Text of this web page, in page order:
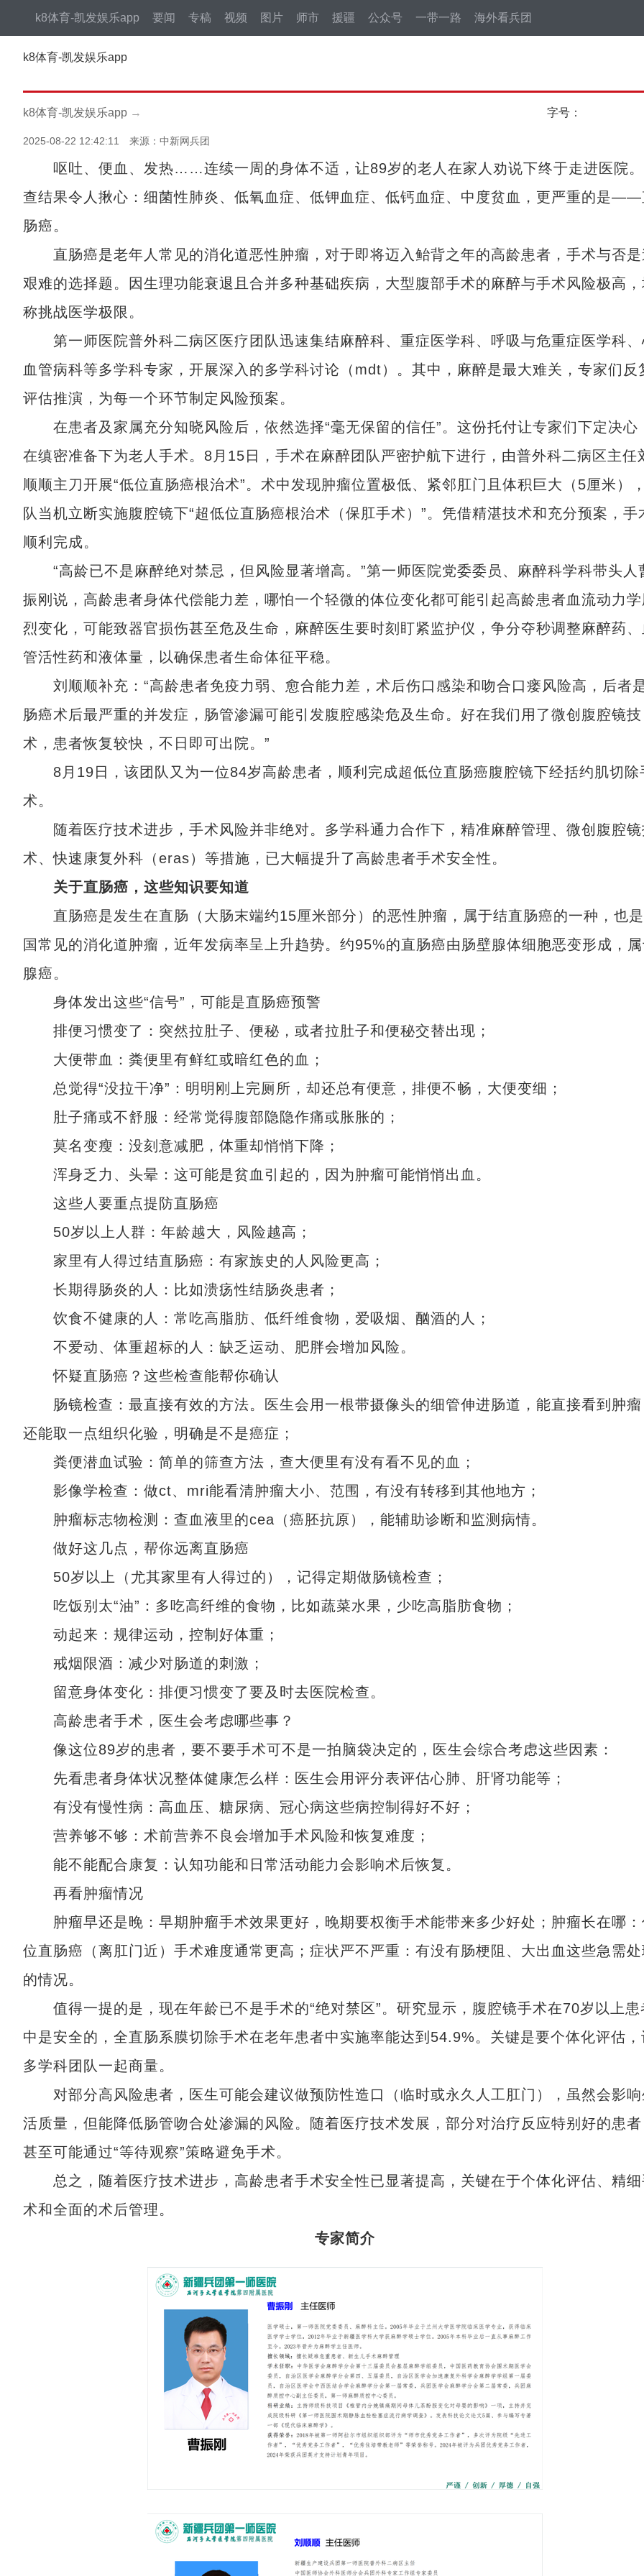
k8体育-凯发娱乐app 要闻 专稿 视频 图片 师市 援疆 公众号 一带一路 海外看兵团
k8体育-凯发娱乐app
k8体育-凯发娱乐app → 字号：
2025-08-22 12:42:11 来源：中新网兵团
呕吐、便血、发热……连续一周的身体不适，让89岁的老人在家人劝说下终于走进医院
查结果令人揪心：细菌性肺炎、低氧血症、低钾血症、低钙血症、中度贫血，更严重的是——
肠癌。
直肠癌是老年人常见的消化道恶性肿瘤，对于即将迈入鲐背之年的高龄患者，手术与否是
艰难的选择题。因生理功能衰退且合并多种基础疾病，大型腹部手术的麻醉与手术风险极高，
称挑战医学极限。
第一师医院普外科二病区医疗团队迅速集结麻醉科、重症医学科、呼吸与危重症医学科、
血管病科等多学科专家，开展深入的多学科讨论（mdt）。其中，麻醉是最大难关，专家们反
评估推演，为每一个环节制定风险预案。
在患者及家属充分知晓风险后，依然选择“毫无保留的信任”。这份托付让专家们下定决心
在缜密准备下为老人手术。8月15日，手术在麻醉团队严密护航下进行，由普外科二病区主任
顺顺主刀开展“低位直肠癌根治术”。术中发现肿瘤位置极低、紧邻肛门且体积巨大（5厘米）
队当机立断实施腹腔镜下“超低位直肠癌根治术（保肛手术）”。凭借精湛技术和充分预案，手
顺利完成。
“高龄已不是麻醉绝对禁忌，但风险显著增高。”第一师医院党委委员、麻醉科学科带头人
振刚说，高龄患者身体代偿能力差，哪怕一个轻微的体位变化都可能引起高龄患者血流动力学
烈变化，可能致器官损伤甚至危及生命，麻醉医生要时刻盯紧监护仪，争分夺秒调整麻醉药、
管活性药和液体量，以确保患者生命体征平稳。
刘顺顺补充：“高龄患者免疫力弱、愈合能力差，术后伤口感染和吻合口瘘风险高，后者
肠癌术后最严重的并发症，肠管渗漏可能引发腹腔感染危及生命。好在我们用了微创腹腔镜技
术，患者恢复较快，不日即可出院。”
8月19日，该团队又为一位84岁高龄患者，顺利完成超低位直肠癌腹腔镜下经括约肌切除
术。
随着医疗技术进步，手术风险并非绝对。多学科通力合作下，精准麻醉管理、微创腹腔镜
术、快速康复外科（eras）等措施，已大幅提升了高龄患者手术安全性。
关于直肠癌，这些知识要知道
直肠癌是发生在直肠（大肠末端约15厘米部分）的恶性肿瘤，属于结直肠癌的一种，也
国常见的消化道肿瘤，近年发病率呈上升趋势。约95%的直肠癌由肠壁腺体细胞恶变形成，
腺癌。
身体发出这些“信号”，可能是直肠癌预警
排便习惯变了：突然拉肚子、便秘，或者拉肚子和便秘交替出现；
大便带血：粪便里有鲜红或暗红色的血；
总觉得“没拉干净”：明明刚上完厕所，却还总有便意，排便不畅，大便变细；
肚子痛或不舒服：经常觉得腹部隐隐作痛或胀胀的；
莫名变瘦：没刻意减肥，体重却悄悄下降；
浑身乏力、头晕：这可能是贫血引起的，因为肿瘤可能悄悄出血。
这些人要重点提防直肠癌
50岁以上人群：年龄越大，风险越高；
家里有人得过结直肠癌：有家族史的人风险更高；
长期得肠炎的人：比如溃疡性结肠炎患者；
饮食不健康的人：常吃高脂肪、低纤维食物，爱吸烟、酗酒的人；
不爱动、体重超标的人：缺乏运动、肥胖会增加风险。
怀疑直肠癌？这些检查能帮你确认
肠镜检查：最直接有效的方法。医生会用一根带摄像头的细管伸进肠道，能直接看到肿瘤
还能取一点组织化验，明确是不是癌症；
粪便潜血试验：简单的筛查方法，查大便里有没有看不见的血；
影像学检查：做ct、mri能看清肿瘤大小、范围，有没有转移到其他地方；
肿瘤标志物检测：查血液里的cea（癌胚抗原），能辅助诊断和监测病情。
做好这几点，帮你远离直肠癌
50岁以上（尤其家里有人得过的），记得定期做肠镜检查；
吃饭别太“油”：多吃高纤维的食物，比如蔬菜水果，少吃高脂肪食物；
动起来：规律运动，控制好体重；
戒烟限酒：减少对肠道的刺激；
留意身体变化：排便习惯变了要及时去医院检查。
高龄患者手术，医生会考虑哪些事？
像这位89岁的患者，要不要手术可不是一拍脑袋决定的，医生会综合考虑这些因素：
先看患者身体状况整体健康怎么样：医生会用评分表评估心肺、肝肾功能等；
有没有慢性病：高血压、糖尿病、冠心病这些病控制得好不好；
营养够不够：术前营养不良会增加手术风险和恢复难度；
能不能配合康复：认知功能和日常活动能力会影响术后恢复。
再看肿瘤情况
肿瘤早还是晚：早期肿瘤手术效果更好，晚期要权衡手术能带来多少好处；肿瘤长在哪：
位直肠癌（离肛门近）手术难度通常更高；症状严不严重：有没有肠梗阻、大出血这些急需处
的情况。
值得一提的是，现在年龄已不是手术的“绝对禁区”。研究显示，腹腔镜手术在70岁以上患
中是安全的，全直肠系膜切除手术在老年患者中实施率能达到54.9%。关键是要个体化评估，
多学科团队一起商量。
对部分高风险患者，医生可能会建议做预防性造口（临时或永久人工肛门），虽然会影响
活质量，但能降低肠管吻合处渗漏的风险。随着医疗技术发展，部分对治疗反应特别好的患者
甚至可能通过“等待观察”策略避免手术。
总之，随着医疗技术进步，高龄患者手术安全性已显著提高，关键在于个体化评估、精细
术和全面的术后管理。
专家简介